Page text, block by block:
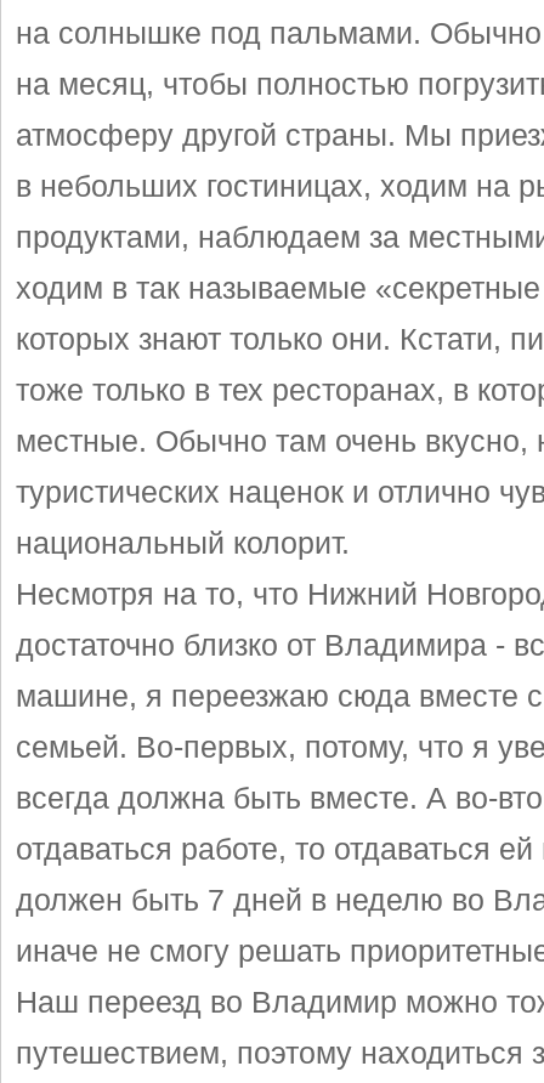
на солнышке под пальмами. Обычно
на месяц, чтобы полностью
атмосферу другой страны. Мы
в небольших гостиницах, ходим на
продуктами, наблюдаем за
ходим в так называемые
которых знают только они. Кстати,
тоже только в тех ресторанах, в
местные. Обычно там очень вкусно,
туристических наценок и отлично
национальный колорит.
Несмотря на то, что Нижний
достаточно близко от Владимира -
машине, я переезжаю сюда вместе
семьей. Во-первых, потому, что я
всегда должна быть вместе. А во-
отдаваться работе, то отдаваться
должен быть 7 дней в неделю во
иначе не смогу решать
Наш переезд во Владимир можно
путешествием, поэтому находиться